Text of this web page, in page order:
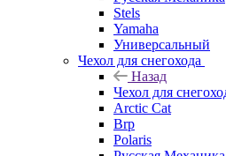
Stels
Yamaha
Универсальный
Чехол для снегохода
Назад
Чехол для
Arctic Cat
Brp
Polaris